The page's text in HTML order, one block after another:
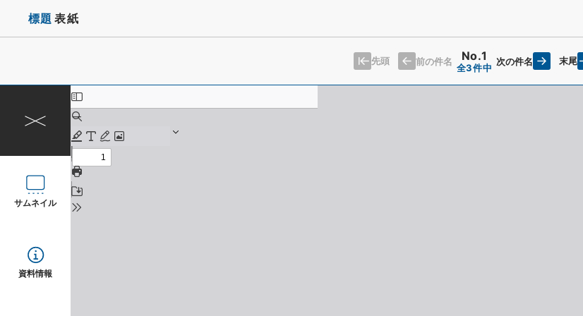
標題 表紙
先頭 前の件名 No.1
全3件中
次の件名 末尾
サムネイル
資料情報